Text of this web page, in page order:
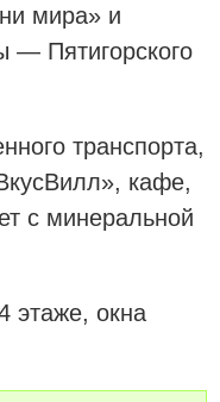
мира» и
— Пятигорского
транспорта,
кафе,
с минеральной
этаже, окна